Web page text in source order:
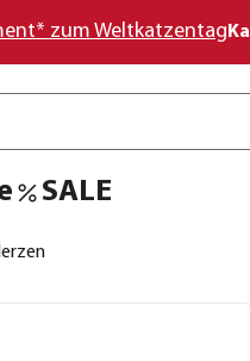
zum Weltkatzentag
SALE